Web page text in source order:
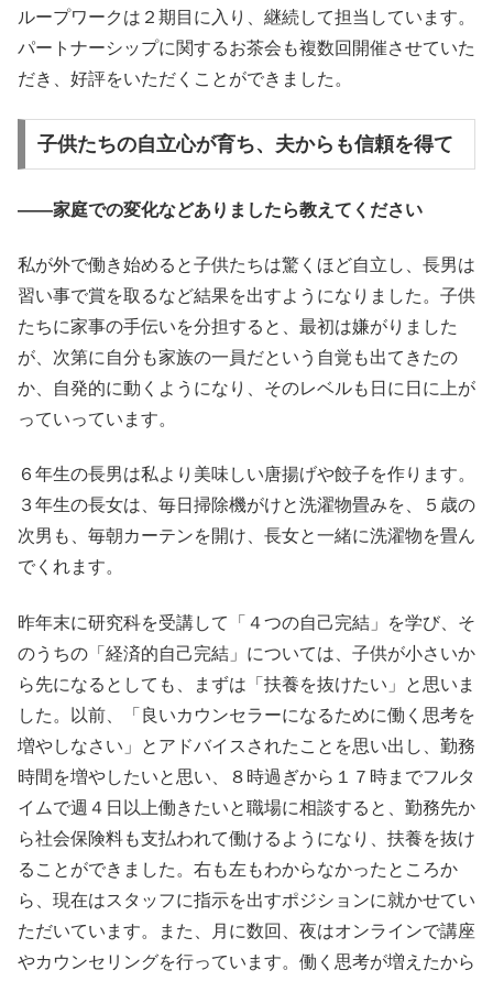
ループワークは２期目に入り、継続して担当しています。
パートナーシップに関するお茶会も複数回開催させていた
だき、好評をいただくことができました。
子供たちの自立心が育ち、夫からも信頼を得て
――家庭での変化などありましたら教えてください
私が外で働き始めると子供たちは驚くほど自立し、長男は
習い事で賞を取るなど結果を出すようになりました。子供
たちに家事の手伝いを分担すると、最初は嫌がりました
が、次第に自分も家族の一員だという自覚も出てきたの
か、自発的に動くようになり、そのレベルも日に日に上が
っていっています。
６年生の長男は私より美味しい唐揚げや餃子を作ります。
３年生の長女は、毎日掃除機がけと洗濯物畳みを、５歳の
次男も、毎朝カーテンを開け、長女と一緒に洗濯物を畳ん
でくれます。
昨年末に研究科を受講して「４つの自己完結」を学び、そ
のうちの「経済的自己完結」については、子供が小さいか
ら先になるとしても、まずは「扶養を抜けたい」と思いま
した。以前、「良いカウンセラーになるために働く思考を
増やしなさい」とアドバイスされたことを思い出し、勤務
時間を増やしたいと思い、８時過ぎから１７時までフルタ
イムで週４日以上働きたいと職場に相談すると、勤務先か
ら社会保険料も支払われて働けるようになり、扶養を抜け
ることができました。右も左もわからなかったところか
ら、現在はスタッフに指示を出すポジションに就かせてい
ただいています。また、月に数回、夜はオンラインで講座
やカウンセリングを行っています。働く思考が増えたから